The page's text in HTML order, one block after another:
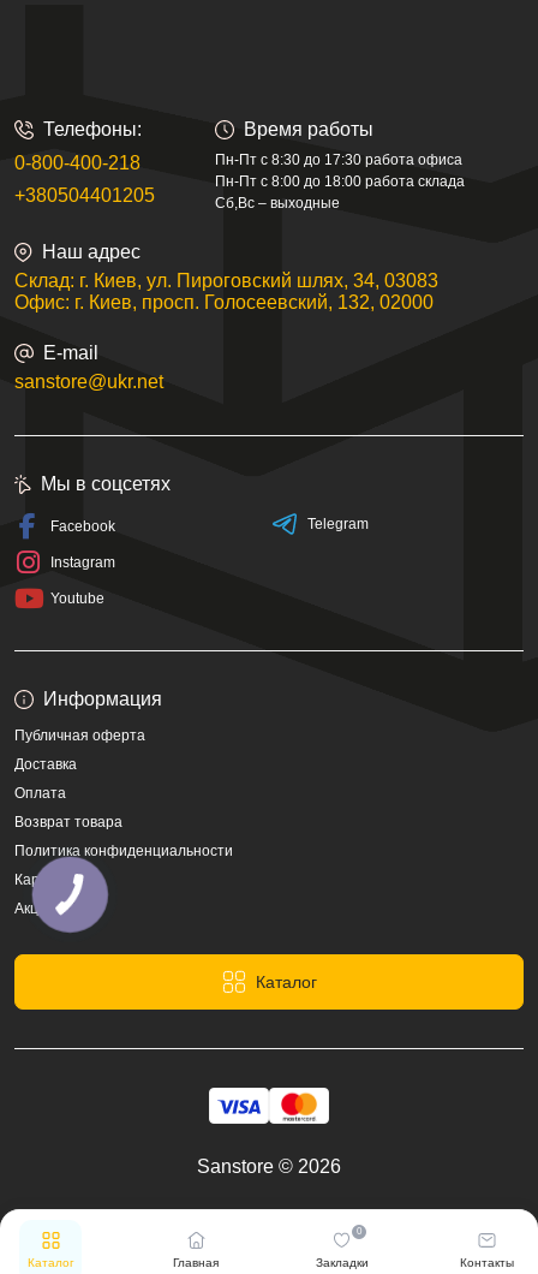
Каталог Главная Закладки
0
Контакты
Телефоны:
0-800-400-218
+380504401205
Время работы
Пн-Пт с 8:30 до 17:30 работа офиса
Пн-Пт с 8:00 до 18:00 работа склада
Сб,Вс – выходные
Наш адрес
Склад: г. Киев, ул. Пироговский шлях, 34, 03083
Офис: г. Киев, просп. Голосеевский, 132, 02000
E-mail
sanstore@ukr.net
Информация
Публичная оферта
Доставка
Оплата
Возврат товара
Политика конфиденциальности
Карта сайта
Акции
Каталог
Мы в соцсетях
Facebook
Instagram
Youtube
Telegram
Sanstore © 2026